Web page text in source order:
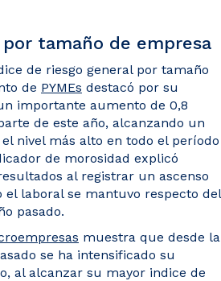
tamaño de empresa
de riesgo general por tamaño
de PYMEs destacó por su
importante aumento de 0,8
de este año, alcanzando un
nivel más alto en todo el período
de morosidad explicó
al registrar un ascenso
el laboral se mantuvo respecto del
pasado.
muestra que desde la
se ha intensificado su
al alcanzar su mayor indice de